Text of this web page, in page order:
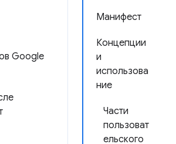
Манифест
Концепции
и
использова
ние
Части
пользоват
ельского
Google